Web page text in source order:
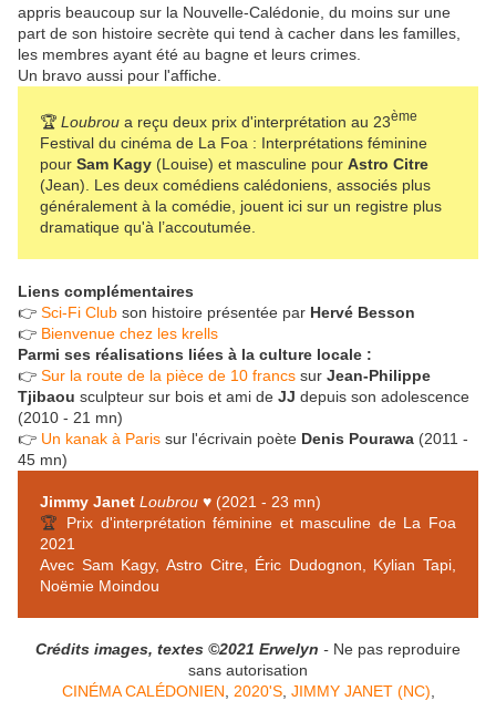
appris beaucoup sur la Nouvelle-Calédonie, du moins sur une
part de son histoire secrète qui tend à cacher dans les familles,
les membres ayant été au bagne et leurs crimes.
Un bravo aussi pour l'affiche.
🏆 Loubrou a reçu deux prix d'interprétation au 23ème
Festival du cinéma de La Foa : Interprétations féminine
pour Sam Kagy (Louise) et masculine pour Astro Citre
(Jean). Les deux comédiens calédoniens, associés plus
généralement à la comédie, jouent ici sur un registre plus
dramatique qu'à l’accoutumée.
Liens complémentaires
👉 Sci-Fi Club son histoire présentée par Hervé Besson
👉 Bienvenue chez les krells
Parmi ses réalisations liées à la culture locale :
👉 Sur la route de la pièce de 10 francs sur Jean-Philippe
Tjibaou sculpteur sur bois et ami de JJ depuis son adolescence
(2010 - 21 mn)
👉 Un kanak à Paris sur l'écrivain poète Denis Pourawa (2011 -
45 mn)
Jimmy Janet Loubrou ♥ (2021 - 23 mn)
🏆 Prix d'interprétation féminine et masculine de La Foa
2021
Avec Sam Kagy, Astro Citre, Éric Dudognon, Kylian Tapi,
Noëmie Moindou
Crédits images, textes ©2021 Erwelyn - Ne pas reproduire
sans autorisation
CINÉMA CALÉDONIEN
2020'S, JIMMY JANET (NC)